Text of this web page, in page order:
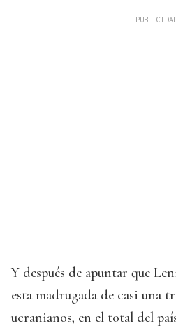
Y después de apuntar que
esta madrugada de casi una
ucranianos, en el total del